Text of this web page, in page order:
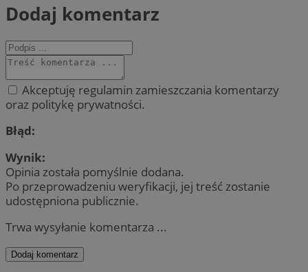
Dodaj komentarz
Akceptuję regulamin zamieszczania komentarzy
oraz politykę prywatności.
Błąd:
Wynik:
Opinia została pomyślnie dodana.
Po przeprowadzeniu weryfikacji, jej treść zostanie
udostępniona publicznie.
Trwa wysyłanie komentarza ...
Dodaj komentarz